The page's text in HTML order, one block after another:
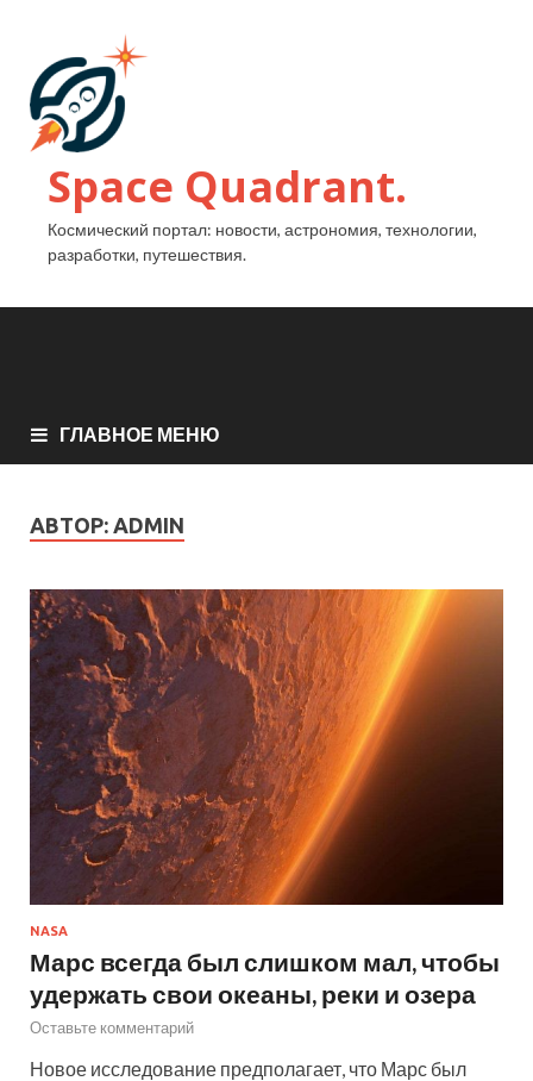
Space Quadrant.
Космический портал: новости, астрономия, технологии,
разработки, путешествия.
ГЛАВНОЕ МЕНЮ
АВТОР: ADMIN
NASA
Марс всегда был слишком мал, чтобы
удержать свои океаны, реки и озера
Оставьте комментарий
Новое исследование предполагает, что Марс был